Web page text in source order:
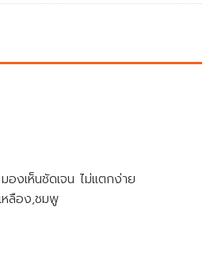
งเห็นชัดเจน ไม่แตกง่าย
หลือง,ชมพู